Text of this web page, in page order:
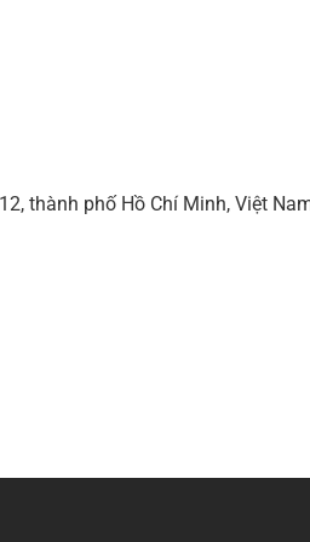
thành phố Hồ Chí Minh, Việt